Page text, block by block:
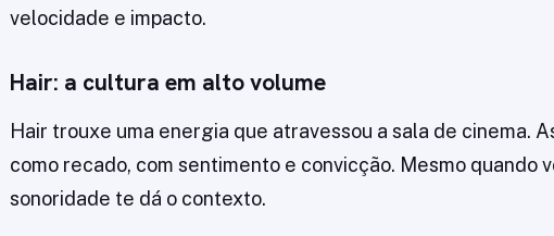
velocidade e impacto.
Hair: a cultura em alto volume
Hair trouxe uma energia que atravessou a sala de cinema.
como recado, com sentimento e convicção. Mesmo quando
sonoridade te dá o contexto.